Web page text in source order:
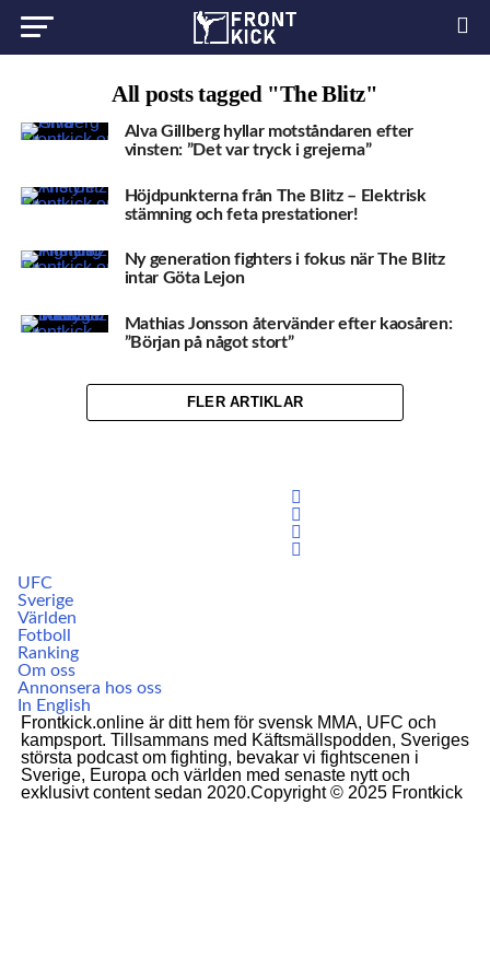
All posts tagged "The Blitz"
Alva Gillberg hyllar motståndaren efter
vinsten: ”Det var tryck i grejerna”
Höjdpunkterna från The Blitz – Elektrisk
stämning och feta prestationer!
Ny generation fighters i fokus när The Blitz
intar Göta Lejon
Mathias Jonsson återvänder efter kaosåren:
”Början på något stort”
FLER ARTIKLAR
UFC
Sverige
Världen
Fotboll
Ranking
Om oss
Annonsera hos oss
In English
Frontkick.online är ditt hem för svensk MMA, UFC och
kampsport. Tillsammans med Käftsmällspodden, Sveriges
största podcast om fighting, bevakar vi fightscenen i
Sverige, Europa och världen med senaste nytt och
exklusivt content sedan 2020.Copyright © 2025 Frontkick